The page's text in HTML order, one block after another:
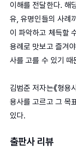
이해를 전달한다. 해
유, 유명인들의 사례
이 파악하고 체득할
용례로 맛보고 즐겨
사를 고를 수 있기 때
김범준 저자는《형용
용사를 고르고 그 목
있다.
출판사 리뷰